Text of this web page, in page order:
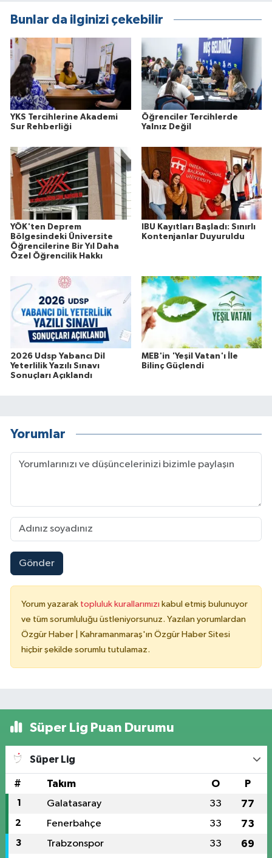
Bunlar da ilginizi çekebilir
YKS Tercihlerine Akademi
Sur Rehberliği
Öğrenciler Tercihlerde
Yalnız Değil
YÖK'ten Deprem
Bölgesindeki Üniversite
Öğrencilerine Bir Yıl Daha
Özel Öğrencilik Hakkı
IBU Kayıtları Başladı: Sınırlı
Kontenjanlar Duyuruldu
2026 Udsp Yabancı Dil
Yeterlilik Yazılı Sınavı
Sonuçları Açıklandı
MEB'in 'Yeşil Vatan'ı İle
Bilinç Güçlendi
Yorumlar
Gönder
Yorum yazarak topluluk kurallarımızı kabul etmiş bulunuyor
ve tüm sorumluluğu üstleniyorsunuz. Yazılan yorumlardan
Özgür Haber | Kahramanmaraş'ın Özgür Haber Sitesi
hiçbir şekilde sorumlu tutulamaz.
Süper Lig Puan Durumu
Süper Lig
# Takım O P
1 Galatasaray 33 77
2 Fenerbahçe 33 73
3 Trabzonspor 33 69